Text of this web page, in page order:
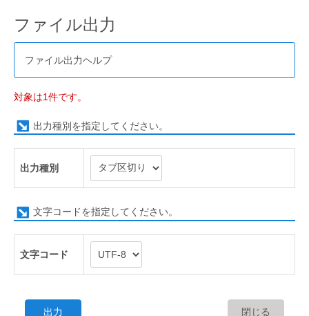
ファイル出力
ファイル出力ヘルプ
対象は1件です。
出力種別を指定してください。
出力種別
文字コードを指定してください。
文字コード